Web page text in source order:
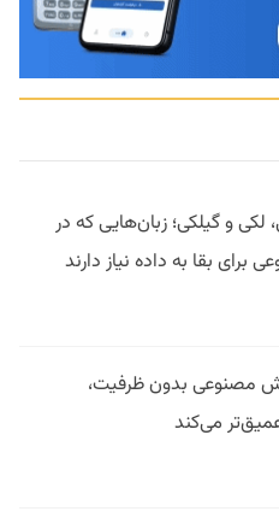
لکی و گیلکی؛ زبان‌هایی که در
بقا به داده نیاز دارند
مصنوعی بدون ظرفیت،
می‌کند